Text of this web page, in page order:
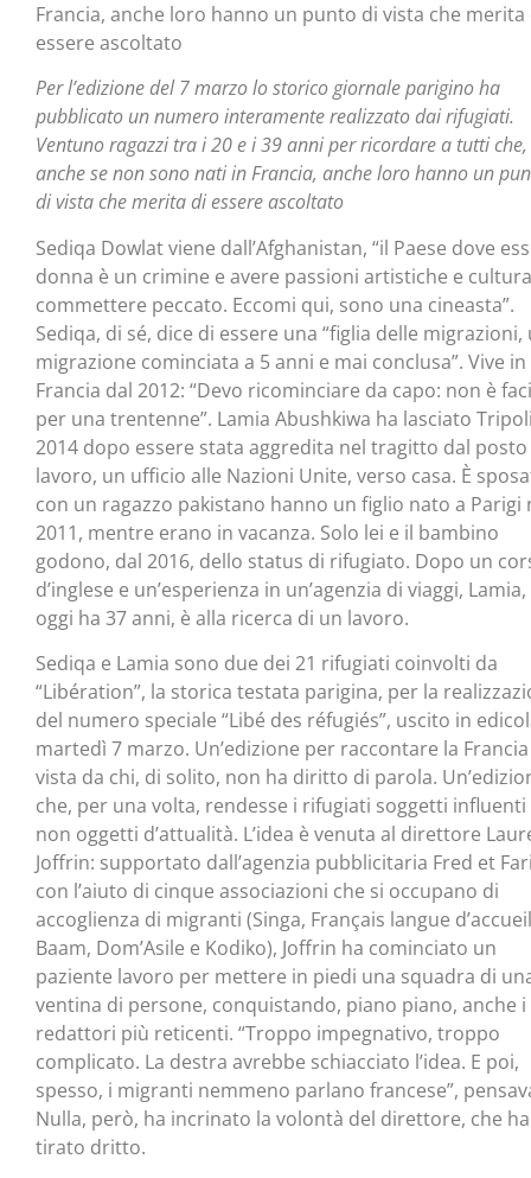
Francia, anche loro hanno un punto di vista che merita
essere ascoltato
Per l’edizione del 7 marzo lo storico giornale parigino ha
pubblicato un numero interamente realizzato dai rifugiati.
Ventuno ragazzi tra i 20 e i 39 anni per ricordare a tutti che,
anche se non sono nati in Francia, anche loro hanno un
di vista che merita di essere ascoltato
Sediqa Dowlat viene dall’Afghanistan, “il Paese dove
donna è un crimine e avere passioni artistiche e
commettere peccato. Eccomi qui, sono una cineasta”.
Sediqa, di sé, dice di essere una “figlia delle migrazioni,
migrazione cominciata a 5 anni e mai conclusa”. Vive in
Francia dal 2012: “Devo ricominciare da capo: non è
per una trentenne”. Lamia Abushkiwa ha lasciato
2014 dopo essere stata aggredita nel tragitto dal
lavoro, un ufficio alle Nazioni Unite, verso casa. È
con un ragazzo pakistano hanno un figlio nato a Parigi
2011, mentre erano in vacanza. Solo lei e il bambino
godono, dal 2016, dello status di rifugiato. Dopo un
d’inglese e un’esperienza in un’agenzia di viaggi,
oggi ha 37 anni, è alla ricerca di un lavoro.
Sediqa e Lamia sono due dei 21 rifugiati coinvolti da
“Libération”, la storica testata parigina, per la
del numero speciale “Libé des réfugiés”, uscito in
martedì 7 marzo. Un’edizione per raccontare la Francia
vista da chi, di solito, non ha diritto di parola.
che, per una volta, rendesse i rifugiati soggetti influenti
non oggetti d’attualità. L’idea è venuta al direttore
Joffrin: supportato dall’agenzia pubblicitaria Fred et
con l’aiuto di cinque associazioni che si occupano di
accoglienza di migranti (Singa, Français langue
Baam, Dom’Asile e Kodiko), Joffrin ha cominciato un
paziente lavoro per mettere in piedi una squadra di
ventina di persone, conquistando, piano piano, anche i
redattori più reticenti. “Troppo impegnativo, troppo
complicato. La destra avrebbe schiacciato l’idea. E poi,
spesso, i migranti nemmeno parlano francese”,
Nulla, però, ha incrinato la volontà del direttore, che ha
tirato dritto.